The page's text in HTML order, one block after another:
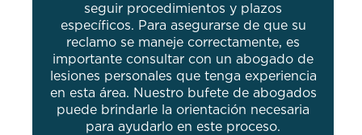
seguir procedimientos y plazos
específicos. Para asegurarse de que su
reclamo se maneje correctamente, es
importante consultar con un abogado de
lesiones personales que tenga experiencia
en esta área. Nuestro bufete de abogados
puede brindarle la orientación necesaria
para ayudarlo en este proceso.